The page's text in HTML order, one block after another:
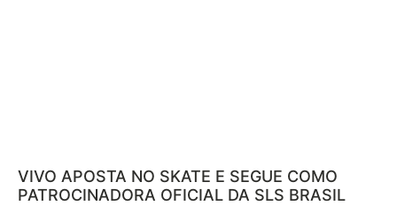
VIVO APOSTA NO SKATE E SEGUE COMO
PATROCINADORA OFICIAL DA SLS BRASIL